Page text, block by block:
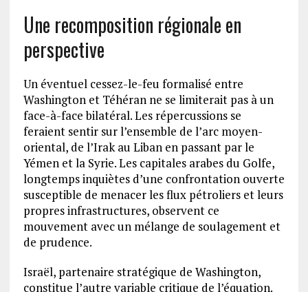
Une recomposition régionale en
perspective
Un éventuel cessez-le-feu formalisé entre
Washington et Téhéran ne se limiterait pas à un
face-à-face bilatéral. Les répercussions se
feraient sentir sur l’ensemble de l’arc moyen-
oriental, de l’Irak au Liban en passant par le
Yémen et la Syrie. Les capitales arabes du Golfe,
longtemps inquiètes d’une confrontation ouverte
susceptible de menacer les flux pétroliers et leurs
propres infrastructures, observent ce
mouvement avec un mélange de soulagement et
de prudence.
Israël, partenaire stratégique de Washington,
constitue l’autre variable critique de l’équation.